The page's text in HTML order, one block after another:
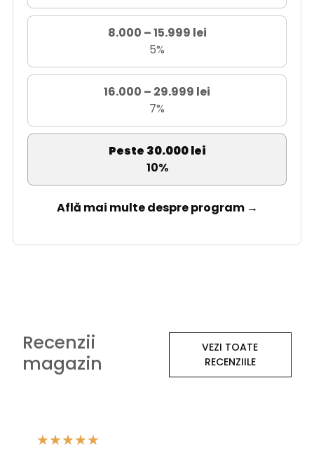
8.000 – 15.999 lei
5%
16.000 – 29.999 lei
7%
Peste 30.000 lei
10%
Află mai multe despre program →
Recenzii
magazin
VEZI TOATE
RECENZIILE